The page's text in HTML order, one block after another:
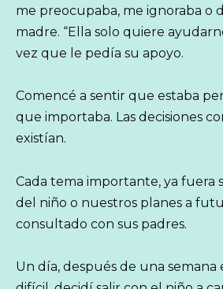
me preocupaba, me ignoraba o
madre. “Ella solo quiere
vez que le pedía su apoyo.
Comencé a sentir que estaba
que importaba. Las decisiones
existían.
Cada tema importante, ya fuera
del niño o nuestros planes a
consultado con sus padres.
Un día, después de una semana